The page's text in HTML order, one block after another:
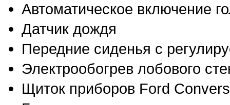
Автоматическое включение
Датчик дождя
Передние сиденья с
Электрообогрев лобового
Щиток приборов Ford